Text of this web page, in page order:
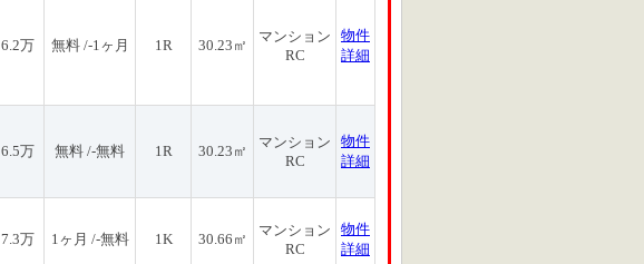
6.2万 無料 /-1ヶ月 1R 30.23㎡
マンション
RC
物件
詳細
6.5万 無料 /-無料 1R 30.23㎡
マンション
RC
物件
詳細
7.3万 1ヶ月 /-無料 1K 30.66㎡
マンション
RC
物件
詳細